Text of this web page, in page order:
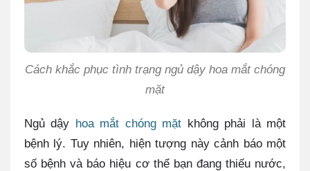
Cách khắc phục tình trạng ngủ dậy hoa mắt chóng
mặt
Ngủ dậy hoa mắt chóng mặt không phải là một
bệnh lý. Tuy nhiên, hiện tượng này cảnh báo một
số bệnh và báo hiệu cơ thể bạn đang thiếu nước,